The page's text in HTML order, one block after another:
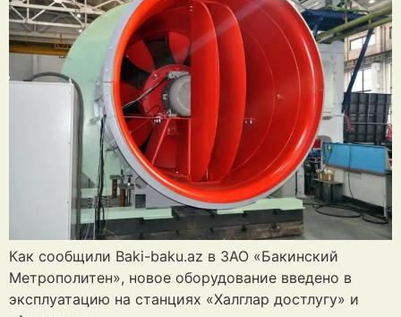
Как сообщили Baki-baku.az в ЗАО «Бакинский
Метрополитен», новое оборудование введено в
эксплуатацию на станциях «Халглар достлугу» и